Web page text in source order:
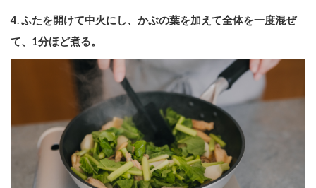
4. ふたを開けて中火にし、かぶの葉を加えて全体を一度混ぜ
て、1分ほど煮る。